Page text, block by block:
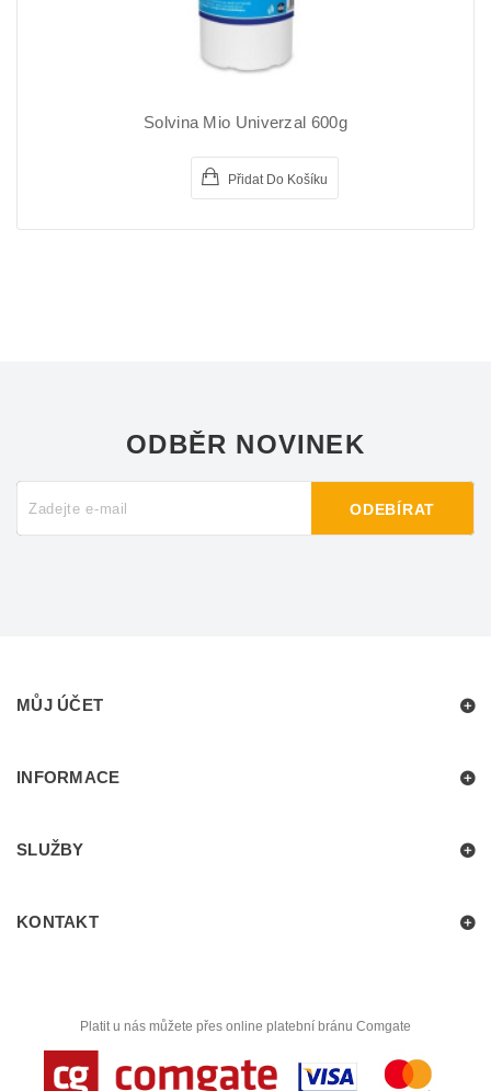
Solvina Mio Univerzal 600g
Přidat Do Košíku
ODBĚR NOVINEK
ODEBÍRAT
MŮJ ÚČET
INFORMACE
SLUŽBY
KONTAKT
Platit u nás můžete přes online platební bránu Comgate